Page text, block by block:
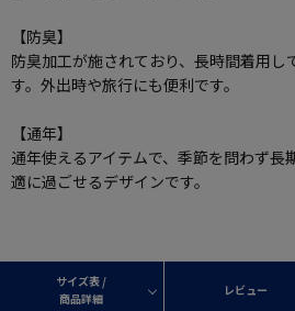
【防臭】
防臭加工が施されており、長時間着用し
す。外出時や旅行にも便利です。
【通年】
通年使えるアイテムで、季節を問わず長
適に過ごせるデザインです。
サイズ表 /
商品詳細
レビュー